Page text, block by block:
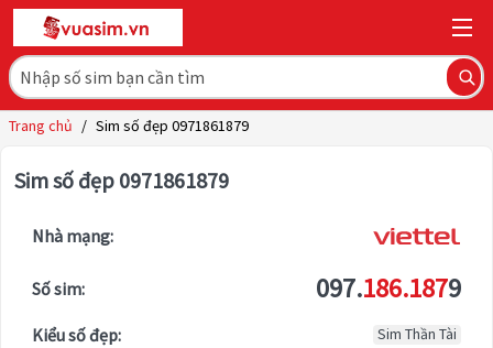
Trang chủ / Sim số đẹp 0971861879
Sim số đẹp 0971861879
Nhà mạng:
Số sim: 097.186.1879
Kiểu số đẹp: Sim Thần Tài